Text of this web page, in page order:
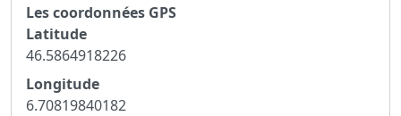
Les coordonnées GPS
Latitude
46.5864918226
Longitude
6.70819840182